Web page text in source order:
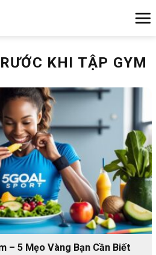
KHI TẬP GYM
– 5 Mẹo Vàng Bạn Cần Biết